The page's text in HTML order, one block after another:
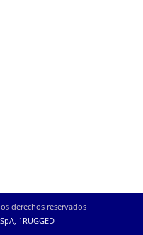
usando su
derechos reservados
1RUGGED